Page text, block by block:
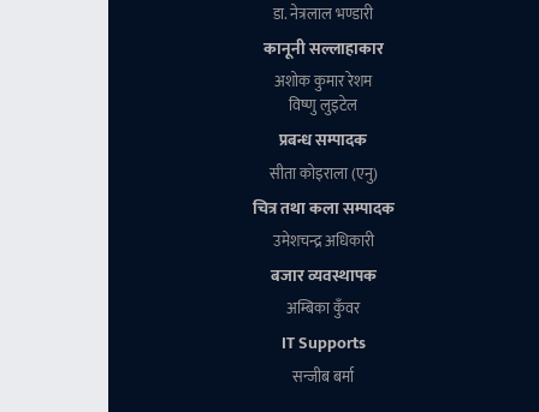
डा. नेत्रलाल भण्डारी
कानूनी सल्लाहाकार
अशाेक कुमार रेशम
विष्णु लुइटेल
प्रबन्ध सम्पादक
सीता काेइराला (एनु)
चित्र तथा कला सम्पादक
उमेशचन्द्र अधिकारी
बजार व्यवस्थापक
अम्बिका कुँवर
IT Supports
सन्जीब बर्मा